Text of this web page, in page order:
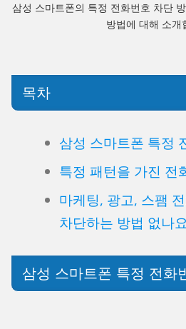
삼성 스마트폰의 특정 전화번호 차단
방법에 대해 소개
목차
삼성 스마트폰 특정
특정 패턴을 가진 전
마케팅, 광고, 스팸
차단하는 방법 없나
삼성 스마트폰 특정 전화